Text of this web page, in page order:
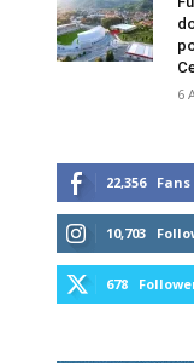
6
22,356 Fans
10,703
678